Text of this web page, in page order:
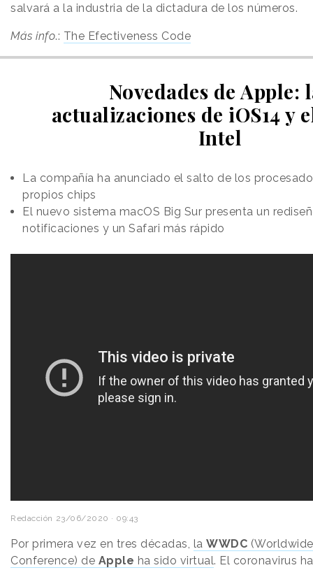
salvará a la industria de la dictadura de los números.
Más info.: The Efectiveness Code
Novedades de Apple:
actualizaciones de iOS14 y
Intel
La compañía ha anunciado el salto de los
propios chips
El nuevo sistema macOS Big Sur presenta un
notificaciones y un Safari más rápido
Redacción 23/06/2020 · 09:43
Por primera vez en tres décadas, la WWDC
Conference) de Apple ha sido virtual. El coronavirus